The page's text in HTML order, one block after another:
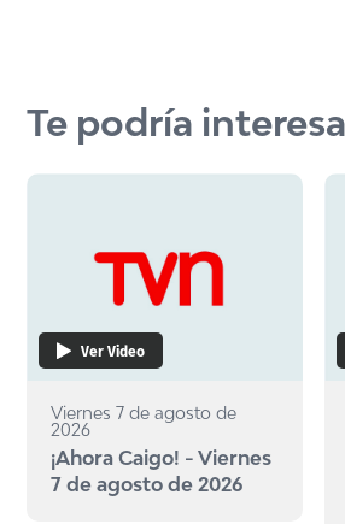
Te podría
Ver Video
Viernes 7 de agosto de
2026
¡Ahora Caigo! - Viernes
7 de agosto de 2026